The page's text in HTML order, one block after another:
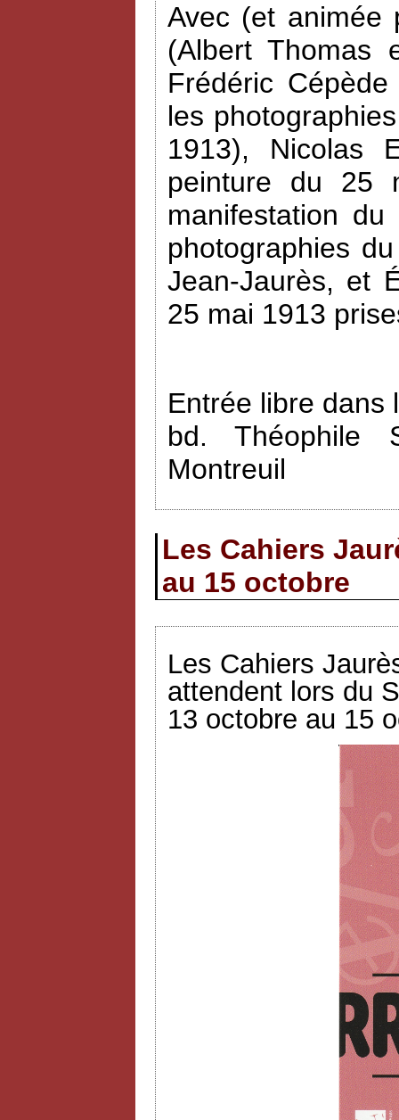
Avec (et animée
(Albert Thomas
Frédéric
les
1913), Nicolas
peinture du 25
manifestation
photographies
Jean-Jaurès, et
25 mai 1913
Entrée libre dans
bd. Théophile
Montreuil
Les Cahiers
au 15 octobre
Les Cahiers
attendent lors du
13 octobre au 15